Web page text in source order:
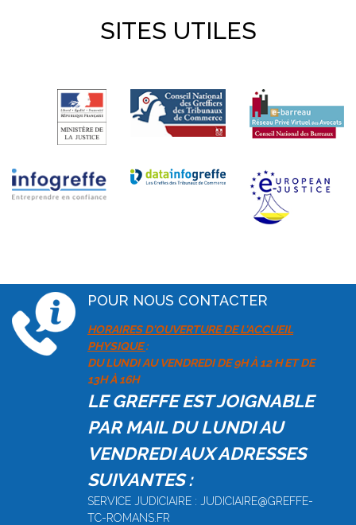
SITES UTILES
POUR NOUS CONTACTER
HORAIRES D'OUVERTURE DE L'ACCUEIL
PHYSIQUE:
DU LUNDI AU VENDREDI DE 9H À 12 H ET DE
13H À 16H
LE GREFFE EST JOIGNABLE
PAR MAIL DU LUNDI AU
VENDREDI AUX ADRESSES
SUIVANTES :
SERVICE JUDICIAIRE : JUDICIAIRE@GREFFE-
TC-ROMANS.FR